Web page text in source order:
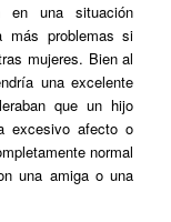
en una situación
más problemas si
mujeres. Bien al
una excelente
que un hijo
excesivo afecto o
normal
una amiga o una